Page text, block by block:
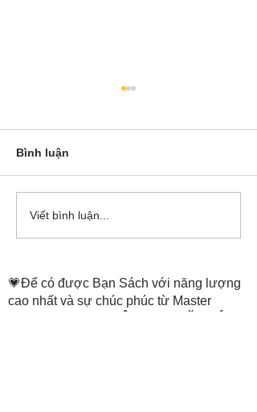
Cô Hoa Duong chia sẻ
Bình luận
Viết bình luận...
💗Để có được Bạn Sách với năng lượng
cao nhất và sự chúc phúc từ Master